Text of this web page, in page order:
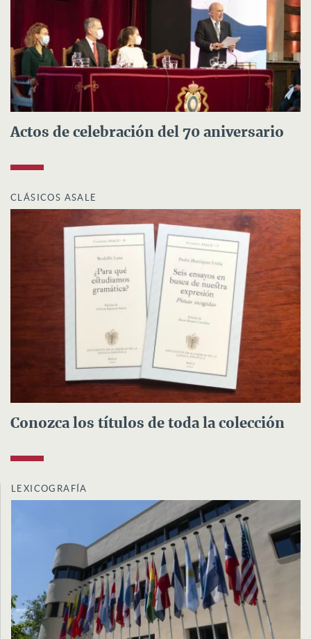
Actos de celebración del 70 aniversario
CLÁSICOS ASALE
Conozca los títulos de toda la colección
LEXICOGRAFÍA